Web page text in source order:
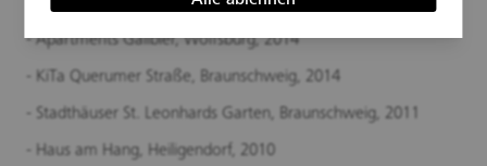
- Apartments Galibier, Wolfsburg, 2014
- KiTa Querumer Straße, Braunschweig, 2014
- Stadthäuser St. Leonhards Garten, Braunschweig, 2011
- Haus am Hang, Heiligendorf, 2010